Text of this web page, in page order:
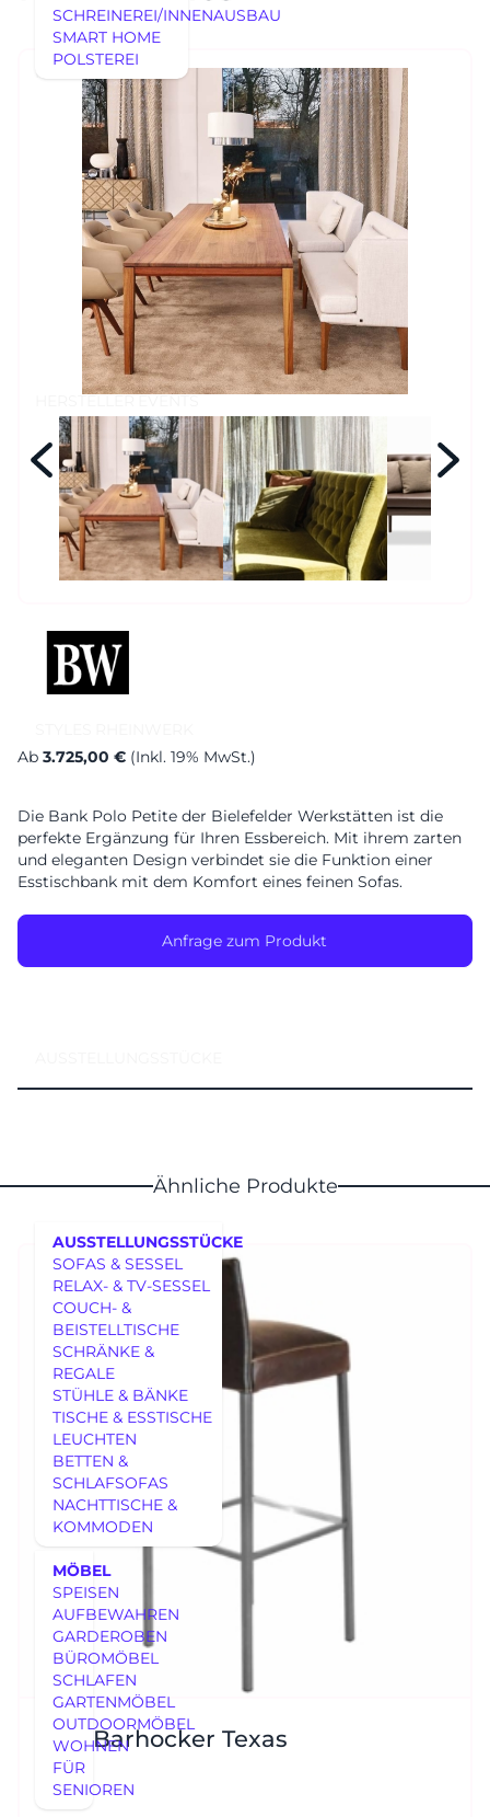
SCHREINEREI/INNENAUSBAU
SMART HOME
POLSTEREI
HERSTELLEREVENTS
AUSSTELLUNGSSTÜCKE
SOFAS & SESSEL
RELAX- & TV-SESSEL
COUCH- &
BEISTELLTISCHE
SCHRÄNKE &
REGALE
STÜHLE & BÄNKE
TISCHE & ESSTISCHE
LEUCHTEN
BETTEN &
SCHLAFSOFAS
NACHTTISCHE &
KOMMODEN
MÖBEL
MÖBEL
SPEISEN
AUFBEWAHREN
GARDEROBEN
BÜROMÖBEL
SCHLAFEN
GARTENMÖBEL
OUTDOORMÖBEL
WOHNEN
FÜR
SENIOREN
UNSERE EXPERTISE
UNSERE EXPERTISE
REFERENZEN
HERSTELLER
EVENTS
STYLES
RHEINWERK
AUSSTELLUNGSSTÜCKE
AUSSTELLUNGSSTÜCKE
MÖBEL
MÖBEL
Ab 3.725,00 € (Inkl. 19% MwSt.)
Die Bank Polo Petite der Bielefelder Werkstätten ist die
perfekte Ergänzung für Ihren Essbereich. Mit ihrem zarten
und eleganten Design verbindet sie die Funktion einer
Esstischbank mit dem Komfort eines feinen Sofas.
Anfrage zum Produkt
Ähnliche Produkte
KFF Barhocker Texas
Senden
Königswinterer Str. 319
53639 Königswinter-Ittenbach
0 22 23 - 91 89 0
Di.-Fr. 10-18 Uhr
Sa. 10-17 Uhr
Montag geschlossen